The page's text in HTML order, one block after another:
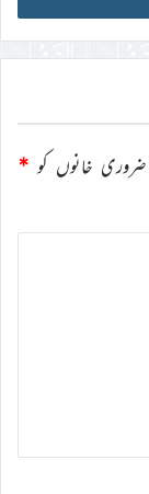
ضروری خانوں کو *